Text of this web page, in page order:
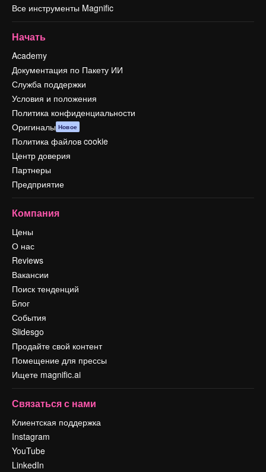
Все инструменты Magnific
Начать
Academy
Документация по Пакету ИИ
Служба поддержки
Условия и положения
Политика конфиденциальности
Оригиналы Новое
Политика файлов cookie
Центр доверия
Партнеры
Предприятие
Компания
Цены
О нас
Reviews
Вакансии
Поиск тенденций
Блог
События
Slidesgo
Продайте свой контент
Помещение для прессы
Ищете magnific.ai
Связаться с нами
Клиентская поддержка
Instagram
YouTube
LinkedIn